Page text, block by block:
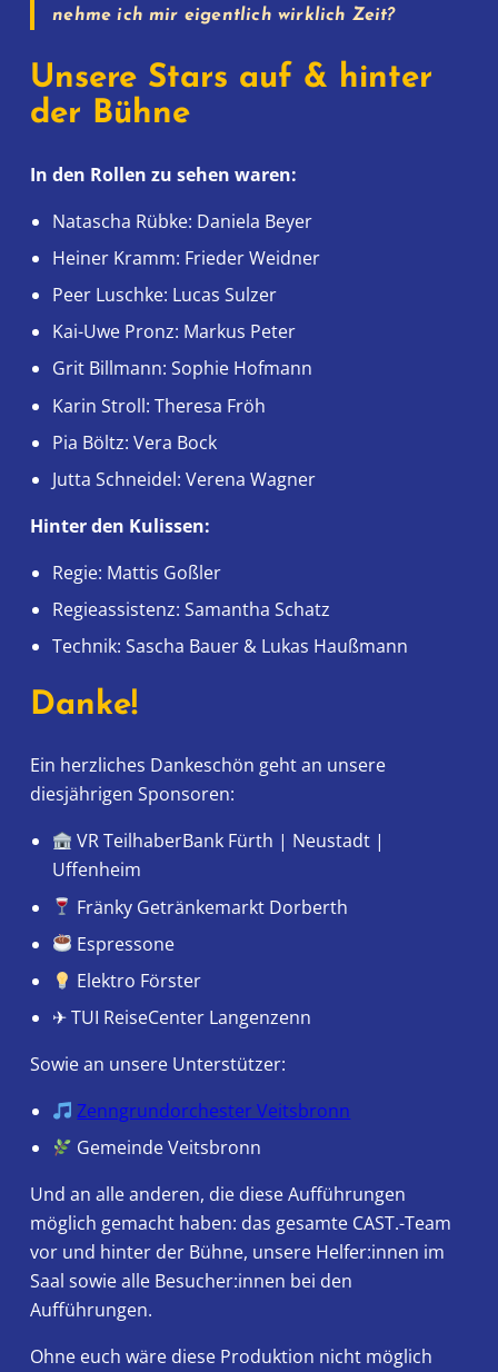
nehme ich mir eigentlich wirklich Zeit?
Unsere Stars auf & hinter
der Bühne
In den Rollen zu sehen waren:
Natascha Rübke: Daniela Beyer
Heiner Kramm: Frieder Weidner
Peer Luschke: Lucas Sulzer
Kai-Uwe Pronz: Markus Peter
Grit Billmann: Sophie Hofmann
Karin Stroll: Theresa Fröh
Pia Böltz: Vera Bock
Jutta Schneidel: Verena Wagner
Hinter den Kulissen:
Regie: Mattis Goßler
Regieassistenz: Samantha Schatz
Technik: Sascha Bauer & Lukas Haußmann
Danke!
Ein herzliches Dankeschön geht an unsere
diesjährigen Sponsoren:
VR TeilhaberBank Fürth | Neustadt |
Uffenheim
Fränky Getränkemarkt Dorberth
Espressone
Elektro Förster
✈ TUI ReiseCenter Langenzenn
Sowie an unsere Unterstützer:
Zenngrundorchester Veitsbronn
Gemeinde Veitsbronn
Und an alle anderen, die diese Aufführungen
möglich gemacht haben: das gesamte CAST.-Team
vor und hinter der Bühne, unsere Helfer:innen im
Saal sowie alle Besucher:innen bei den
Aufführungen.
Ohne euch wäre diese Produktion nicht möglich